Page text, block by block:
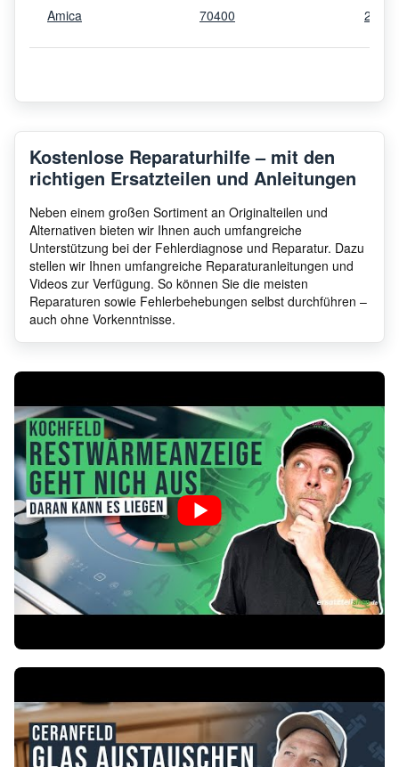
Amica 70400 23589
PG4VQ245FT
PREMIERE
Amica PG4VQ239T KREMPL
Amica EKPC 49043 E
Elektroeinbaukochm.
Amica BHC66506 23494
Amica KMC 742 620 C 23454
Amica KKI 8544-90 T 23101
Amica KMI 13191 F 22876
Amica PBP4VI506F 22886
Kostenlose Reparaturhilfe – mit den
richtigen Ersatzteilen und Anleitungen
Neben einem großen Sortiment an Originalteilen und
Alternativen bieten wir Ihnen auch umfangreiche
Unterstützung bei der Fehlerdiagnose und Reparatur. Dazu
stellen wir Ihnen umfangreiche Reparaturanleitungen und
Videos zur Verfügung. So können Sie die meisten
Reparaturen sowie Fehlerbehebungen selbst durchführen –
auch ohne Vorkenntnisse.